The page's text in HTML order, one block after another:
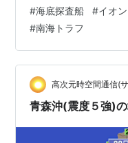
ーチ透視結果。 海底
７月初めに設置したと
開が続いている。こ
しまった。 S学会を
震分析〉 …
#海底探査船 #イオン
#南海トラフ
高次元時空間通信(
青森沖(震度５強)